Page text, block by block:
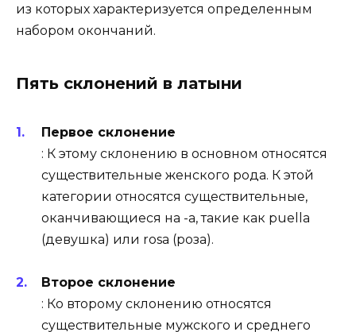
из которых характеризуется определенным
набором окончаний.
Пять склонений в латыни
Первое склонение
: К этому склонению в основном относятся
существительные женского рода. К этой
категории относятся существительные,
оканчивающиеся на -а, такие как puella
(девушка) или rosa (роза).
Второе склонение
: Ко второму склонению относятся
существительные мужского и среднего